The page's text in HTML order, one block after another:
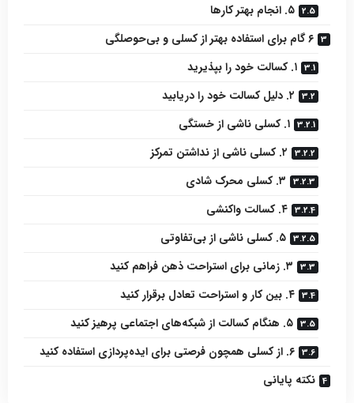
۵. انجام بهتر کارها
۶ گام برای استفاده بهتر از کسلی و بی‌حوصلگی
۱. کسالت خود را بپذیرید
۲. دلیل کسالت خود را دریابید
۱. کسلی ناشی از خستگی
۲. کسلی ناشی از نداشتن تمرکز
۳. کسلی محرک شادی
۴. کسالت واکنشی
۵. کسلی ناشی از بی‌تفاوتی
۳. زمانی برای استراحت ذهن فراهم کنید
۴. بین کار و استراحت تعادل برقرار کنید
۵. هنگام کسالت از شبکه‌های اجتماعی پرهیز کنید
۶. از کسلی همچون فرصتی برای ایده‌پردازی استفاده کنید
نکته پایانی